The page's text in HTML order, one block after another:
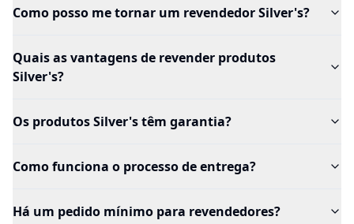
Como posso me tornar um revendedor Silver's?
Quais as vantagens de revender produtos
Silver's?
Os produtos Silver's têm garantia?
Como funciona o processo de entrega?
Há um pedido mínimo para revendedores?